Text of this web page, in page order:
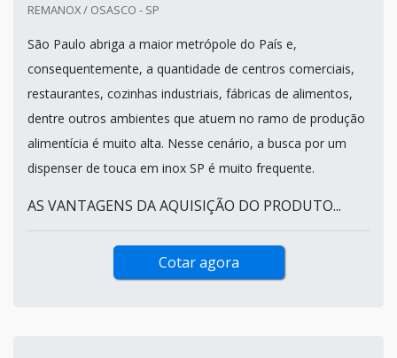
REMANOX / OSASCO - SP
São Paulo abriga a maior metrópole do País e,
consequentemente, a quantidade de centros comerciais,
restaurantes, cozinhas industriais, fábricas de alimentos,
dentre outros ambientes que atuem no ramo de produção
alimentícia é muito alta. Nesse cenário, a busca por um
dispenser de touca em inox SP é muito frequente.
AS VANTAGENS DA AQUISIÇÃO DO PRODUTO...
Cotar agora